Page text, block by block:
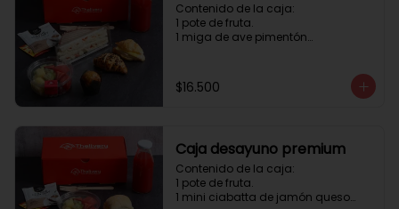
Contenido de la caja:
1 pote de fruta.
1 miga de ave pimentón
1 mini muffin
1 sobre de té y café
$16.500
Caja desayuno premium
Contenido de la caja:
1 pote de fruta.
1 mini ciabatta de jamón queso